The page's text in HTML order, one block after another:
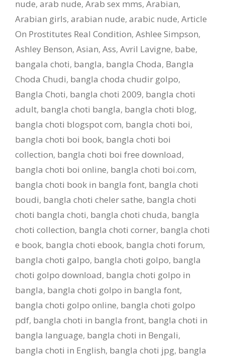
nude, arab nude, Arab sex mms, Arabian,
Arabian girls, arabian nude, arabic nude, Article
On Prostitutes Real Condition, Ashlee Simpson,
Ashley Benson, Asian, Ass, Avril Lavigne, babe,
bangala choti, bangla, bangla Choda, Bangla
Choda Chudi, bangla choda chudir golpo,
Bangla Choti, bangla choti 2009, bangla choti
adult, bangla choti bangla, bangla choti blog,
bangla choti blogspot com, bangla choti boi,
bangla choti boi book, bangla choti boi
collection, bangla choti boi free download,
bangla choti boi online, bangla choti boi.com,
bangla choti book in bangla font, bangla choti
boudi, bangla choti cheler sathe, bangla choti
choti bangla choti, bangla choti chuda, bangla
choti collection, bangla choti corner, bangla choti
e book, bangla choti ebook, bangla choti forum,
bangla choti galpo, bangla choti golpo, bangla
choti golpo download, bangla choti golpo in
bangla, bangla choti golpo in bangla font,
bangla choti golpo online, bangla choti golpo
pdf, bangla choti in bangla front, bangla choti in
bangla language, bangla choti in Bengali,
bangla choti in English, bangla choti jpg, bangla